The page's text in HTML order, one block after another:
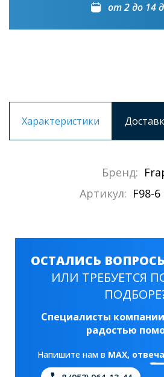
от 2 до 14
Характеристики
Бренд:
Артикул: F98-
ОСТАЛИСЬ
ИЛИ ТРЕБУЕТСЯ
Специалисты
радостью
Напишите нам в MAX,